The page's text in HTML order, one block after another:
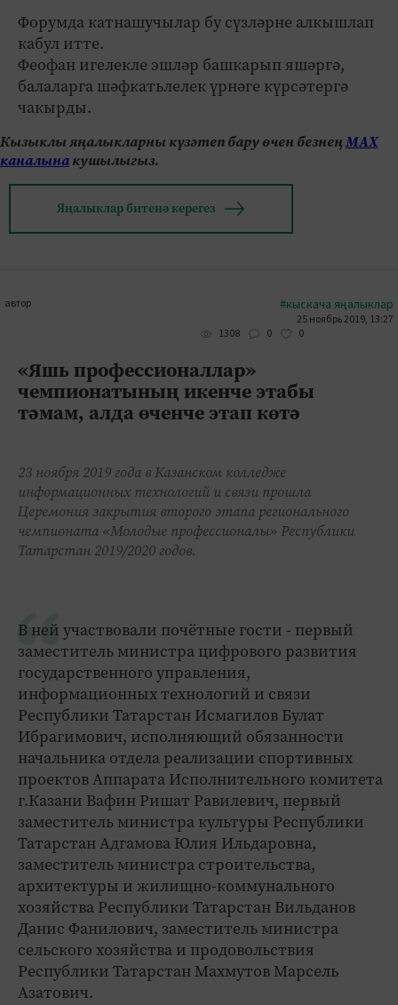
Форумда катнашучылар бу сүзләрне алкышлап
кабул итте.
Феофан игелекле эшләр башкарып яшәргә,
балаларга шәфкатьлелек үрнәге күрсәтергә
чакырды.
Кызыклы яңалыкларны күзәтеп бару өчен безнеңМАХ
каналынакушылыгыз.
Яңалыклар битенә керегез
автор #кыскача яңалыклар
25 ноябрь 2019, 13:27
1308
0 0
«Яшь профессионаллар»
чемпионатының икенче этабы
тәмам, алда өченче этап көтә
23 ноября 2019 года в Казанском колледже
информационных технологий и связи прошла
Церемония закрытия второго этапа регионального
чемпионата «Молодые профессионалы» Республики
Татарстан 2019/2020 годов.
В ней участвовали почётные гости - первый
заместитель министра цифрового развития
государственного управления,
информационных технологий и связи
Республики Татарстан Исмагилов Булат
Ибрагимович, исполняющий обязанности
начальника отдела реализации спортивных
проектов Аппарата Исполнительного комитета
г.Казани Вафин Ришат Равилевич, первый
заместитель министра культуры Республики
Татарстан Адгамова Юлия Ильдаровна,
заместитель министра строительства,
архитектуры и жилищно-коммунального
хозяйства Республики Татарстан Вильданов
Данис Фанилович, заместитель министра
сельского хозяйства и продовольствия
Республики Татарстан Махмутов Марсель
Азатович.